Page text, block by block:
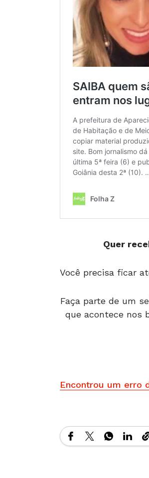
Quer
Você precisa ficar
Faça parte de um
que acontece nos
Encontrou um erro